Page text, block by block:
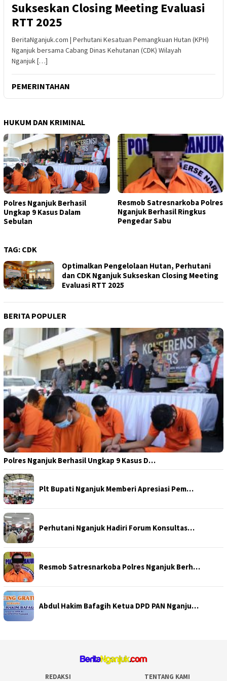
Sukseskan Closing Meeting Evaluasi
RTT 2025
BeritaNganjuk.com | Perhutani Kesatuan Pemangkuan Hutan (KPH)
Nganjuk bersama Cabang Dinas Kehutanan (CDK) Wilayah
Nganjuk […]
PEMERINTAHAN
HUKUM DAN KRIMINAL
Polres Nganjuk Berhasil
Ungkap 9 Kasus Dalam
Sebulan
Resmob Satresnarkoba Polres
Nganjuk Berhasil Ringkus
Pengedar Sabu
TAG: CDK
Optimalkan Pengelolaan Hutan, Perhutani
dan CDK Nganjuk Sukseskan Closing Meeting
Evaluasi RTT 2025
BERITA POPULER
Polres Nganjuk Berhasil Ungkap 9 Kasus D…
Plt Bupati Nganjuk Memberi Apresiasi Pem…
Perhutani Nganjuk Hadiri Forum Konsultas…
Resmob Satresnarkoba Polres Nganjuk Berh…
Abdul Hakim Bafagih Ketua DPD PAN Nganju…
REDAKSI TENTANG KAMI